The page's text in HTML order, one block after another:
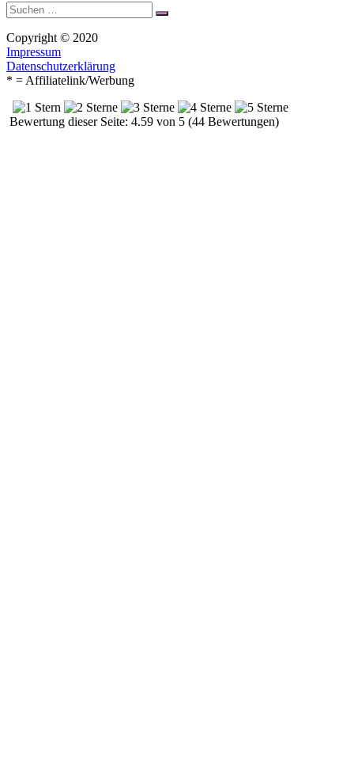
Suche
nach:
Suchen
Copyright © 2020
Impressum
Datenschutzerklärung
* = Affiliatelink/Werbung
Bewertung dieser Seite: 4.59 von 5 (44 Bewertungen)